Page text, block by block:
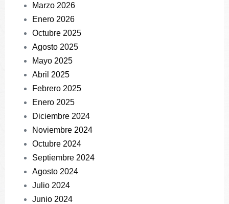
Marzo 2026
Enero 2026
Octubre 2025
Agosto 2025
Mayo 2025
Abril 2025
Febrero 2025
Enero 2025
Diciembre 2024
Noviembre 2024
Octubre 2024
Septiembre 2024
Agosto 2024
Julio 2024
Junio 2024